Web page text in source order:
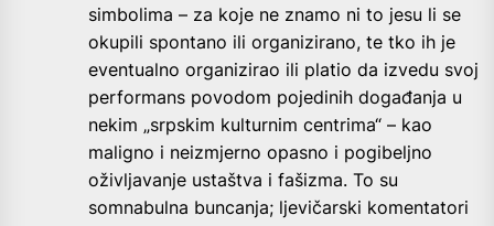
simbolima – za koje ne znamo ni to jesu li se
okupili spontano ili organizirano, te tko ih je
eventualno organizirao ili platio da izvedu svoj
performans povodom pojedinih događanja u
nekim „srpskim kulturnim centrima“ – kao
maligno i neizmjerno opasno i pogibeljno
oživljavanje ustaštva i fašizma. To su
somnabulna buncanja; ljevičarski komentatori